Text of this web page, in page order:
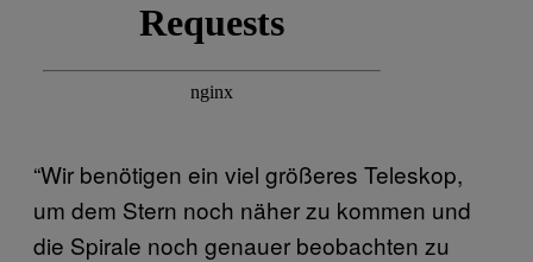
“Wir benötigen ein viel größeres Teleskop,
um dem Stern noch näher zu kommen und
die Spirale noch genauer beobachten zu